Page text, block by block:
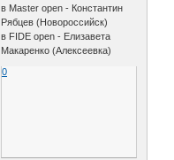
в Master open - Константин
Рябцев (Новороссийск)
в FIDE open - Елизавета
Макаренко (Алексеевка)
0